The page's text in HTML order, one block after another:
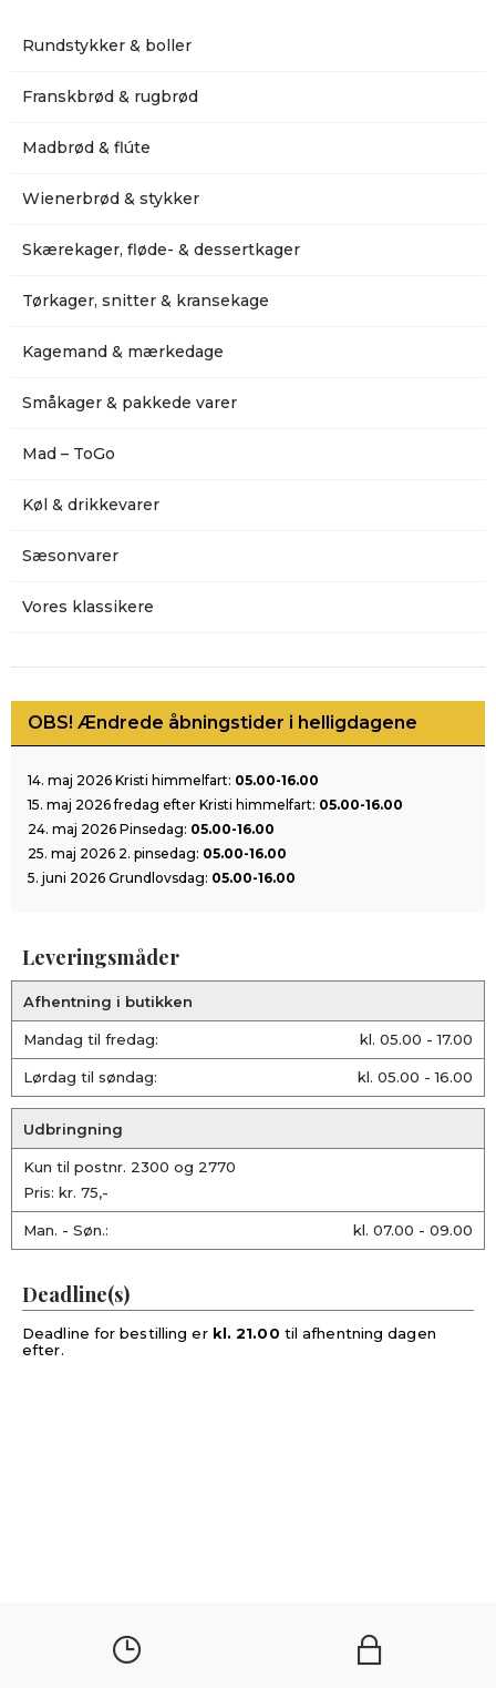
Rundstykker & boller
Franskbrød & rugbrød
Madbrød & flúte
Wienerbrød & stykker
Skærekager, fløde- & dessertkager
Tørkager, snitter & kransekage
Kagemand & mærkedage
Småkager & pakkede varer
Mad – ToGo
Køl & drikkevarer
Sæsonvarer
Vores klassikere
OBS! Ændrede åbningstider i helligdagene
14. maj 2026 Kristi himmelfart: 05.00-16.00
15. maj 2026 fredag efter Kristi himmelfart: 05.00-16.00
24. maj 2026 Pinsedag: 05.00-16.00
25. maj 2026 2. pinsedag: 05.00-16.00
5. juni 2026 Grundlovsdag: 05.00-16.00
Leveringsmåder
Afhentning i butikken
Mandag til fredag: kl. 05.00 - 17.00
Lørdag til søndag: kl. 05.00 - 16.00
Udbringning
Kun til postnr. 2300 og 2770
Pris: kr. 75,-
Man. - Søn.: kl. 07.00 - 09.00
Deadline(s)
Deadline for bestilling er kl. 21.00 til afhentning dagen
efter.